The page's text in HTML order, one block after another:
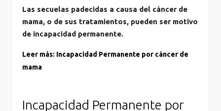
Las secuelas padecidas a causa del cáncer de
mama, o de sus tratamientos, pueden ser motivo
de incapacidad permanente.
Leer más: Incapacidad Permanente por cáncer de
mama
Incapacidad Permanente por